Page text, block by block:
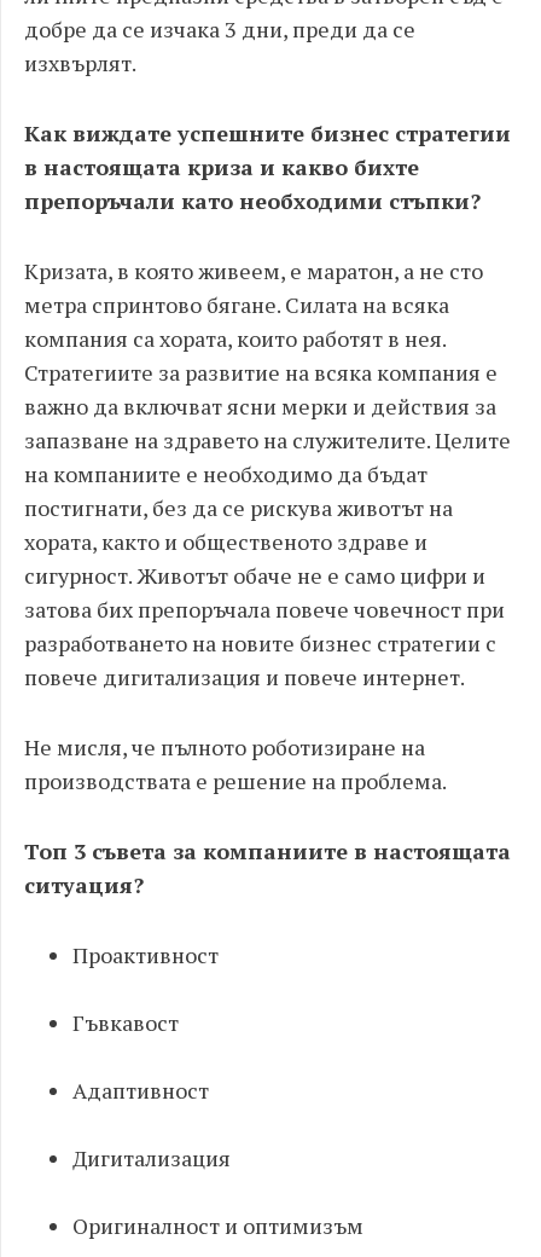
добре да се изчака 3 дни, преди да се
изхвърлят.
Как виждате успешните бизнес стратегии
в настоящата криза и какво бихте
препоръчали като необходими стъпки?
Кризата, в която живеем, е маратон, а не сто
метра спринтово бягане. Силата на всяка
компания са хората, които работят в нея.
Стратегиите за развитие на всяка компания е
важно да включват ясни мерки и действия за
запазване на здравето на служителите. Целите
на компаниите е необходимо да бъдат
постигнати, без да се рискува животът на
хората, както и общественото здраве и
сигурност. Животът обаче не е само цифри и
затова бих препоръчала повече човечност при
разработването на новите бизнес стратегии с
повече дигитализация и повече интернет.
Не мисля, че пълното роботизиране на
производствата е решение на проблема.
Топ 3 съвета за компаниите в настоящата
ситуация?
Проактивност
Гъвкавост
Адаптивност
Дигитализация
Оригиналност и оптимизъм